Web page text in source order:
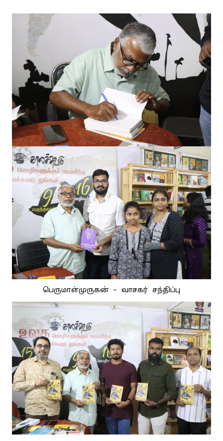
பெருமாள்முருகன் – வாசகர் சந்திப்பு